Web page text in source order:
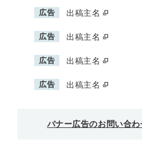
広告 出稿主名
広告 出稿主名
広告 出稿主名
広告 出稿主名
バナー広告のお問い合